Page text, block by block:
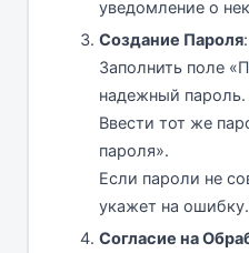
уведомление о
Создание Пароля:
Заполнить поле
надежный пароль.
Ввести тот же
пароля».
Если пароли не
укажет на ошибку.
Согласие на